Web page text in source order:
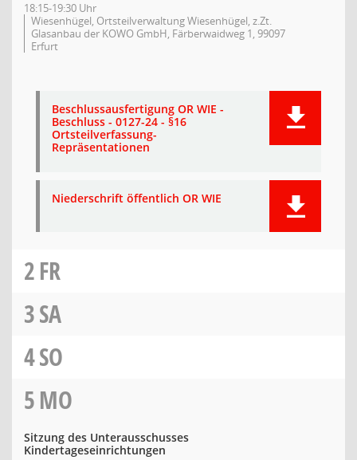
18:15-19:30 Uhr
Wiesenhügel, Ortsteilverwaltung Wiesenhügel, z.Zt.
Glasanbau der KOWO GmbH, Färberwaidweg 1, 99097
Erfurt
Beschlussausfertigung OR WIE -
Beschluss - 0127-24 - §16
Ortsteilverfassung-
Repräsentationen
Niederschrift öffentlich OR WIE
2FR
3SA
4SO
5MO
Sitzung des Unterausschusses
Kindertageseinrichtungen